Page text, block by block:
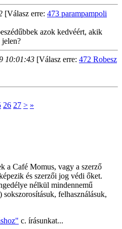
[Válasz erre: 473 parampampoli
azok kedvéért, akik
10:01:43 [Válasz erre: 472 Robesz
26 27 > »
a Café Momus, vagy a szerző
és szerzői jog védi őket.
nélkül mindennemű
sokszorosításuk, felhasználásuk,
c. írásunkat...